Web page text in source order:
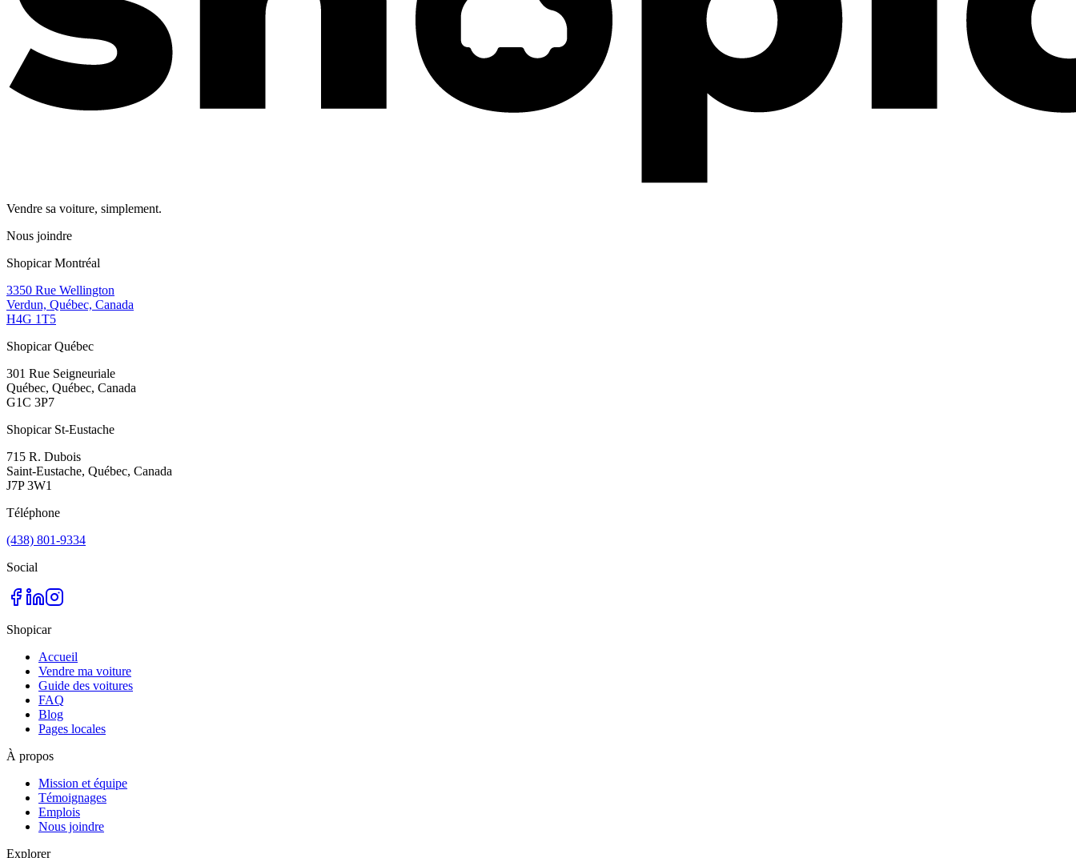
Vendre sa voiture, simplement.
Nous joindre
Shopicar Montréal
3350 Rue Wellington
Verdun, Québec, Canada
H4G 1T5
Shopicar Québec
301 Rue Seigneuriale
Québec, Québec, Canada
G1C 3P7
Shopicar St-Eustache
715 R. Dubois
Saint-Eustache, Québec, Canada
J7P 3W1
Téléphone
(438) 801-9334
Social
Shopicar
Accueil
Vendre ma voiture
Guide des voitures
FAQ
Blog
Pages locales
À propos
Mission et équipe
Témoignages
Emplois
Nous joindre
Explorer